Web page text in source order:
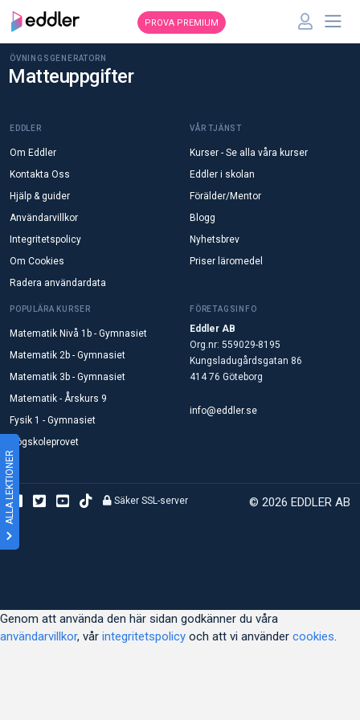
ALLA LEKTIONER
PROVA PREMIUM
ÖVNINGSGENERATORN
Matteuppgifter
EDDLER
Om Eddler
Kontakta Oss
Hjälp & guider
Användarvillkor
Integritetspolicy
Om Cookies
Radera användardata
VÅR TJÄNST
Kurser - Se alla våra kurser
Eddler i skolan
Förälder/Mentor
Blogg
Nyhetsbrev
Priser läromedel
POPULÄRA KURSER
Matematik Nivå 1b - Gymnasiet
Matematik 2b - Gymnasiet
Matematik 3b - Gymnasiet
Matematik - Årskurs 9
Fysik 1 - Gymnasiet
Högskoleprovet
FÖRETAGSINFO
Eddler AB
Org.nr: 559029-8195
Kungsladugårdsgatan 86
414 76 Göteborg
info@eddler.se
© 2026 EDDLER AB
Säker SSL-server
Genom att använda den här sidan godkänner du våra
användarvillkor, vår integritetspolicy och att vi använder cookies.